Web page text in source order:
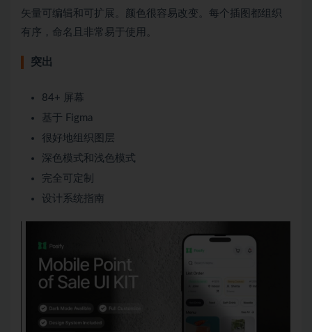
矢量可编辑和可扩展。颜色很容易改变。每个插图都组织
有序，命名且非常易于使用。
突出
84+ 屏幕
基于 Figma
很好地组织图层
深色模式和浅色模式
完全可定制
设计系统指南